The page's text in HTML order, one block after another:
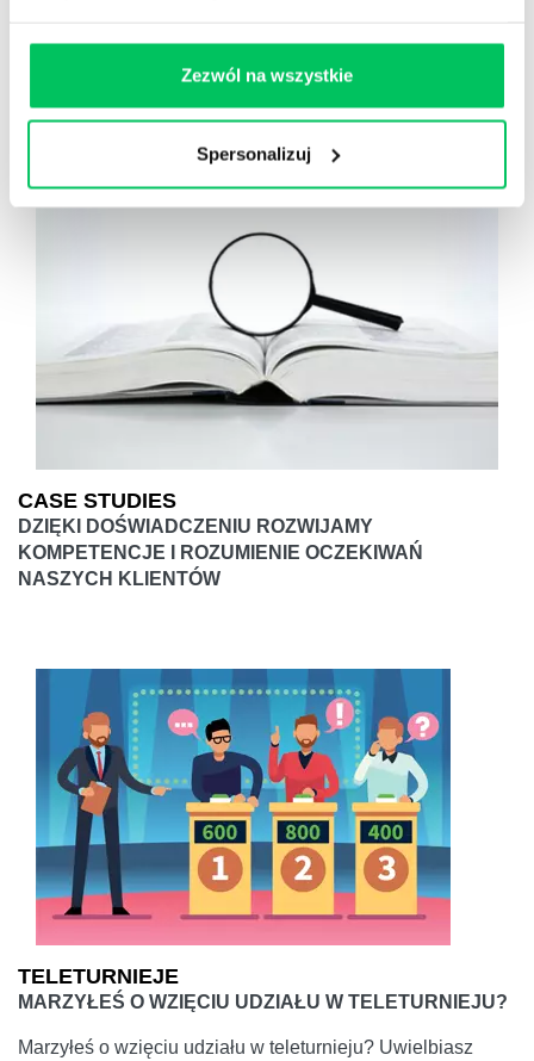
Zezwól na wszystkie
Spersonalizuj
zakładami, szczęście i strategia – wszystko w stylizacji
prawdziwego kasyna.
CASE STUDIES
DZIĘKI DOŚWIADCZENIU ROZWIJAMY
KOMPETENCJE I ROZUMIENIE OCZEKIWAŃ
NASZYCH KLIENTÓW
TELETURNIEJE
MARZYŁEŚ O WZIĘCIU UDZIAŁU W TELETURNIEJU?
Marzyłeś o wzięciu udziału w teleturnieju? Uwielbiasz